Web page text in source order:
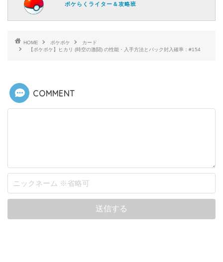
ポケらくライター＆攻略班
HOME ポケポケ
カード
【ポケポケ】ヒカリ (時空の激闘) の性能・入手方法とパック封入確率：#154
COMMENT